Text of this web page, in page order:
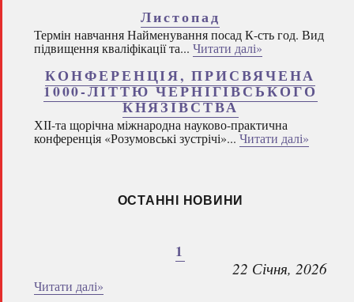
Листопад
Термін навчання Найменування посад К-сть год. Вид
підвищення кваліфікації та... Читати далі»
КОНФЕРЕНЦІЯ, ПРИСВЯЧЕНА
1000-ЛІТТЮ ЧЕРНІГІВСЬКОГО
КНЯЗІВСТВА
ХІІ-та щорічна міжнародна науково-практична
конференція «Розумовські зустрічі»... Читати далі»
ОСТАННІ НОВИНИ
1
22 Січня, 2026
Читати далі»